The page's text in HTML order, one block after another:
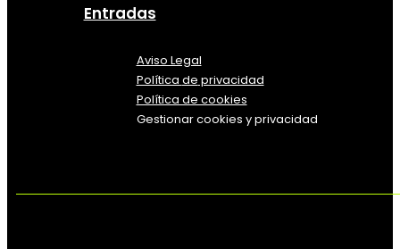
Entradas
Aviso Legal
Política de privacidad
Política de cookies
Gestionar cookies y privacidad